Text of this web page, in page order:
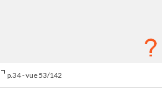
p.34 - vue 53/142